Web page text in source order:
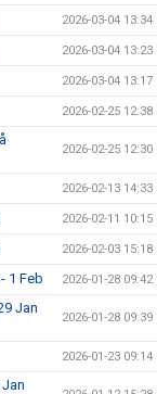
2026-03-04 13:34
2026-03-04 13:23
2026-03-04 13:17
2026-02-25 12:38
2026-02-25 12:30
2026-02-13 14:33
2026-02-11 10:15
2026-02-03 15:18
1 Feb 2026-01-28 09:42
Jan
2026-01-28 09:39
2026-01-23 09:14